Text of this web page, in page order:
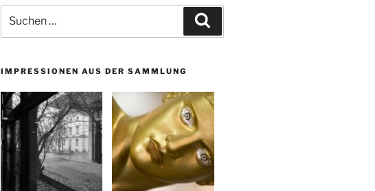
nach:
IMPRESSIONEN AUS DER SAMMLUNG